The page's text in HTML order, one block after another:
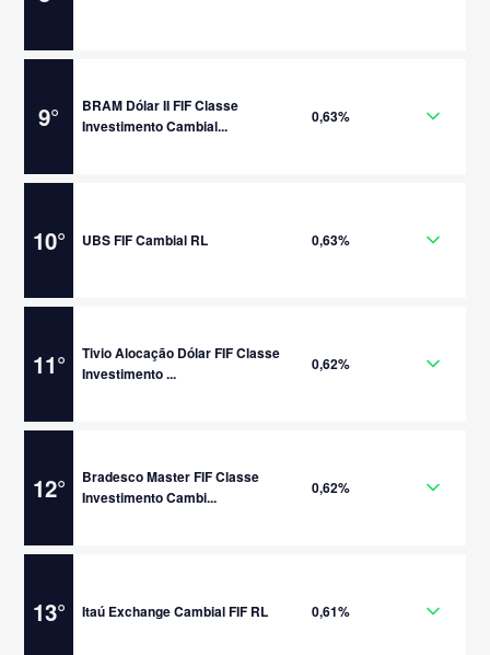
9°
BRAM Dólar II FIF Classe
Investimento Cambial...
0,63%
10° UBS FIF Cambial RL 0,63%
11°
Tivio Alocação Dólar FIF Classe
Investimento ...
0,62%
12°
Bradesco Master FIF Classe
Investimento Cambi...
0,62%
13° Itaú Exchange Cambial FIF RL 0,61%